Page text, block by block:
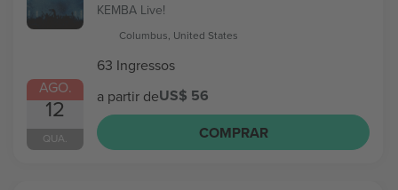
AGO.
12
QUA.
KEMBA Live!
Columbus, United States
63 Ingressos
a partir deUS$ 56
COMPRAR